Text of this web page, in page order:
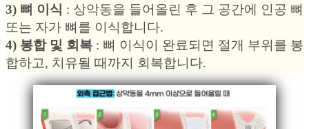
3) 뼈 이식 : 상악동을 들어올린 후 그 공간에 인공 뼈
또는 자가 뼈를 이식합니다.
4) 봉합 및 회복 : 뼈 이식이 완료되면 절개 부위를 봉
합하고, 치유될 때까지 회복합니다.